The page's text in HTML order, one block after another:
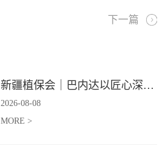
下一篇
新疆植保会｜巴内达以匠心深耕良田，以科创赋能农耕
2026-08-08
MORE >